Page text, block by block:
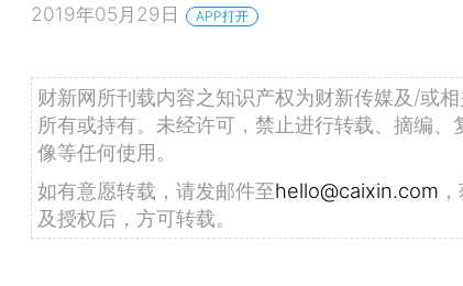
2019年05月29日 APP打开
财新网所刊载内容之知识产权为财新传媒及/或
所有或持有。未经许可，禁止进行转载、摘编、
像等任何使用。
如有意愿转载，请发邮件至hello@caixin.com
及授权后，方可转载。